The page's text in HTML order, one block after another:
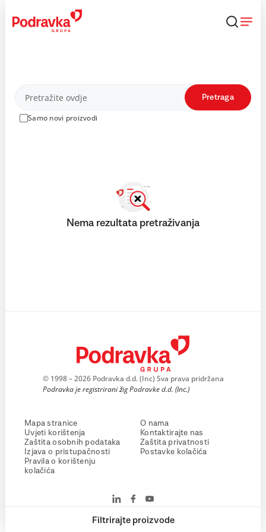
content
Proizvodi
Samo novi proizvodi
Pretraga
Filtrirajte proizvode
Nema rezultata pretraživanja
© 1998 – 2026 Podravka d.d. (Inc) Sva prava pridržana
Podravka je registrirani žig Podravke d.d. (Inc.)
Mapa stranice
Uvjeti korištenja
Zaštita osobnih podataka
Izjava o pristupačnosti
Pravila o korištenju
kolačića
O nama
Kontaktirajte nas
Zaštita privatnosti
Postavke kolačića